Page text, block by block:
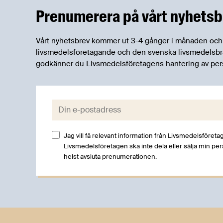
Prenumerera på vårt
Vårt nyhetsbrev kommer ut 3-4 gånger i månaden
livsmedelsföretagande och den svenska
godkänner du Livsmedelsföretagens hantering av
E-post:
Jag vill få relevant information från
Livsmedelsföretagen ska inte dela eller sälja min
helst avsluta prenumerationen.